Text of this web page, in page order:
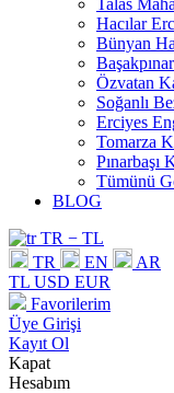
Talas
Hacılar
Bünyan
Özvatan
Soğanlı
Erciyes
Tomarza
Pınarbaşı
Tümünü
BLOG
TR − TL
TR
EN
AR
TL USD EUR
Favorilerim
Üye Girişi
Kayıt Ol
Kapat
Hesabım